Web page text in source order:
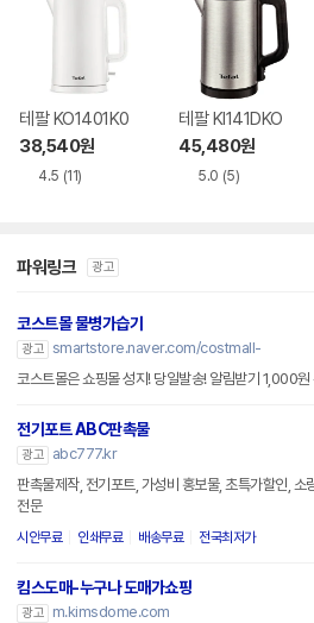
테팔 KO1401K0
38,540원
4.5 (11)
테팔 KI141DKO
45,480원
5.0 (5)
파워링크 광고
코스트몰 물병가습기
광고 smartstore.naver.com/costmall-
코스트몰은 쇼핑몰 성지! 당일발송! 알림받기 1,000원
전기포트 ABC판촉물
광고
abc777.kr
판촉물제작, 전기포트, 가성비 홍보물, 초특가할인, 소
전문
시안무료 인쇄무료 배송무료 전국최저가
킴스도매-누구나 도매가쇼핑
광고
m.kimsdome.com